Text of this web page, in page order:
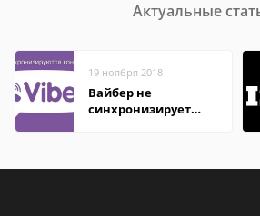
Актуальные
19 ноября 2018
Вайбер не
синхронизирует